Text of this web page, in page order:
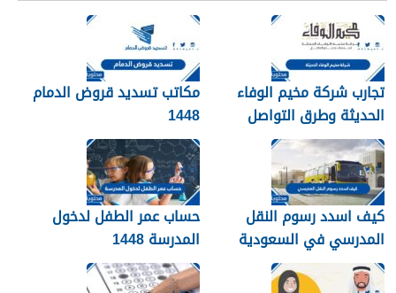
تجارب شركة مخيم الوفاء
الحديثة وطرق التواصل
معهم 1448
مكاتب تسديد قروض الدمام
1448
كيف اسدد رسوم النقل
المدرسي في السعودية
1448
حساب عمر الطفل لدخول
المدرسة 1448